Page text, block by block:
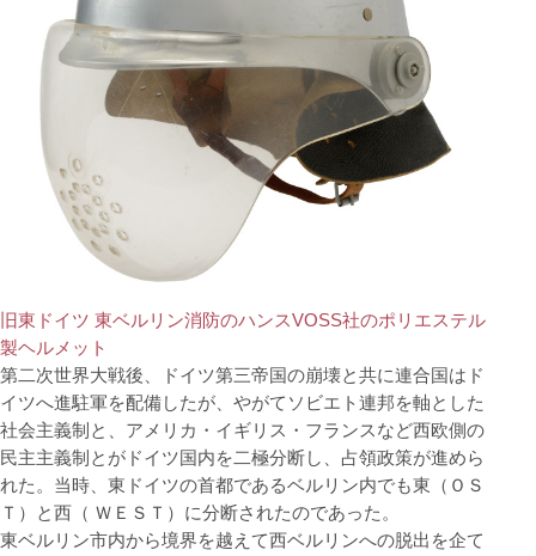
旧東ドイツ 東ベルリン消防のハンスVOSS社のポリエステル
製ヘルメット
第二次世界大戦後、ドイツ第三帝国の崩壊と共に連合国はド
イツへ進駐軍を配備したが、やがてソビエト連邦を軸とした
社会主義制と、アメリカ・イギリス・フランスなど西欧側の
民主主義制とがドイツ国内を二極分断し、占領政策が進めら
れた。当時、東ドイツの首都であるベルリン内でも東（ＯＳ
Ｔ）と西（ ＷＥＳＴ）に分断されたのであった。
東ベルリン市内から境界を越えて西ベルリンへの脱出を企て